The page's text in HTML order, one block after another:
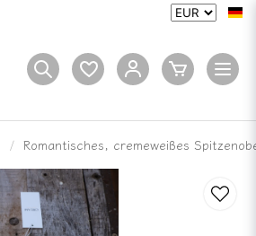
Romantisches, cremeweißes